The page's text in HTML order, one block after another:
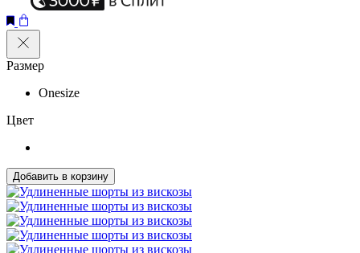
Размер
Onesize
Цвет
Добавить в корзину